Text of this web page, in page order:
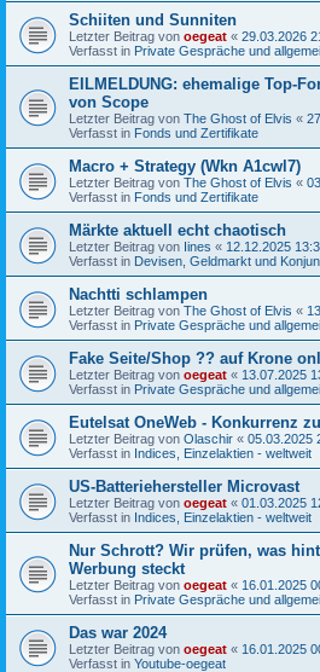
Schiiten und Sunniten
Letzter Beitrag von oegeat « 29.03.2026
Verfasst in Private Gespräche und
EILMELDUNG: ehemalige Top-
von Scope
Letzter Beitrag von The Ghost of Elvis «
Verfasst in Fonds und Zertifikate
Macro + Strategy (Wkn A1cwl7)
Letzter Beitrag von The Ghost of Elvis «
Verfasst in Fonds und Zertifikate
Märkte aktuell echt chaotisch
Letzter Beitrag von Iines « 12.12.2025
Verfasst in Devisen, Geldmarkt und
Nachtti schlampen
Letzter Beitrag von The Ghost of Elvis «
Verfasst in Private Gespräche und
Fake Seite/Shop ?? auf Krone
Letzter Beitrag von oegeat « 13.07.2025
Verfasst in Private Gespräche und
Eutelsat OneWeb - Konkurrenz
Letzter Beitrag von Olaschir « 05.03.2025
Verfasst in Indices, Einzelaktien - weltweit
US-Batteriehersteller Microvast
Letzter Beitrag von oegeat « 01.03.2025
Verfasst in Indices, Einzelaktien - weltweit
Nur Schrott? Wir prüfen, was
Werbung steckt
Letzter Beitrag von oegeat « 16.01.2025
Verfasst in Private Gespräche und
Das war 2024
Letzter Beitrag von oegeat « 16.01.2025
Verfasst in Youtube-oegeat